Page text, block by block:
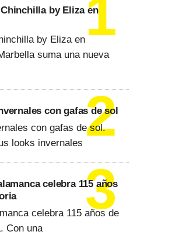
Chinchilla by Eliza en
by Eliza en
suma una nueva
con gafas de sol
con gafas de sol.
looks invernales
celebra 115 años
celebra 115 años de
Con una